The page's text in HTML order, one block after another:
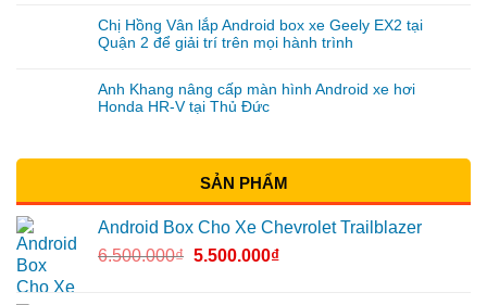
Chị Hồng Vân lắp Android box xe Geely EX2 tại
Quận 2 để giải trí trên mọi hành trình
Anh Khang nâng cấp màn hình Android xe hơi
Honda HR-V tại Thủ Đức
SẢN PHẨM
Android Box Cho Xe Chevrolet Trailblazer
6.500.000₫ 5.500.000₫